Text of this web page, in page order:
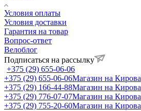
Условия оплаты
Условия доставки
Гарантия на товар
Вопрос-ответ
Велоблог
Подписаться на рассылку
+375 (29) 655-06-06
+375 (29) 655-06-06Магазин на Кирова
+375 (29) 166-44-88Магазин на Кирова
+375 (29) 776-07-07Магазин на Кирова
+375 (29) 755-20-60Магазин на Кирова